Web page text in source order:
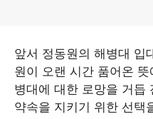
앞서 정동원의 해병대 입
원이 오랜 시간 품어온
병대에 대한 로망을 거듭
약속을 지키기 위한 선택